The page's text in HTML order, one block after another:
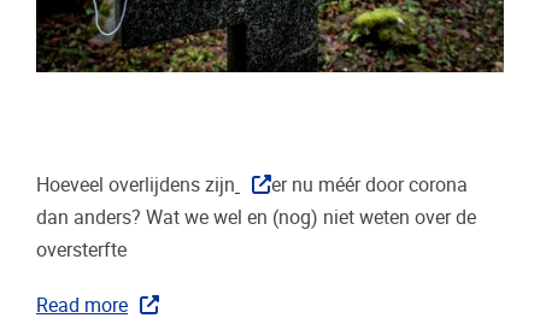
Hoeveel overlijdens zijn
er nu méér door corona
dan anders? Wat we wel en (nog) niet weten over de
oversterfte
Read more